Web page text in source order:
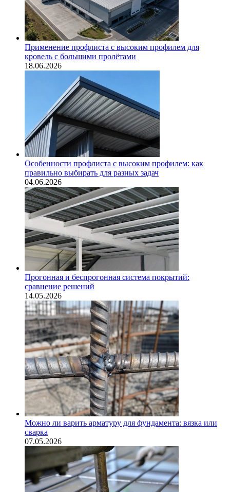
Применение профлиста с высоким профилем для
кровель с большими пролётами
18.06.2026
Особенности профлиста с высоким профилем: как
правильно выбирать для разных задач
04.06.2026
Прогонная и беспрогонная система покрытий:
сравнение решений
14.05.2026
Можно ли варить арматуру для фундамента: вязка или
сварка
07.05.2026